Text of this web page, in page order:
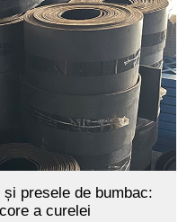
presele de bumbac:
a curelei